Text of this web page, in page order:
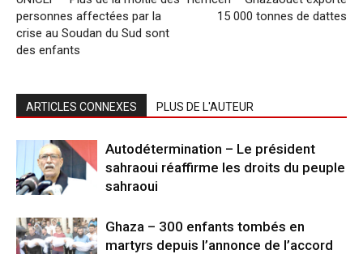
personnes affectées par la
crise au Soudan du Sud sont
des enfants
15 000 tonnes de dattes
ARTICLES CONNEXES PLUS DE L'AUTEUR
Autodétermination – Le président
sahraoui réaffirme les droits du peuple
sahraoui
Ghaza – 300 enfants tombés en
martyrs depuis l’annonce de l’accord